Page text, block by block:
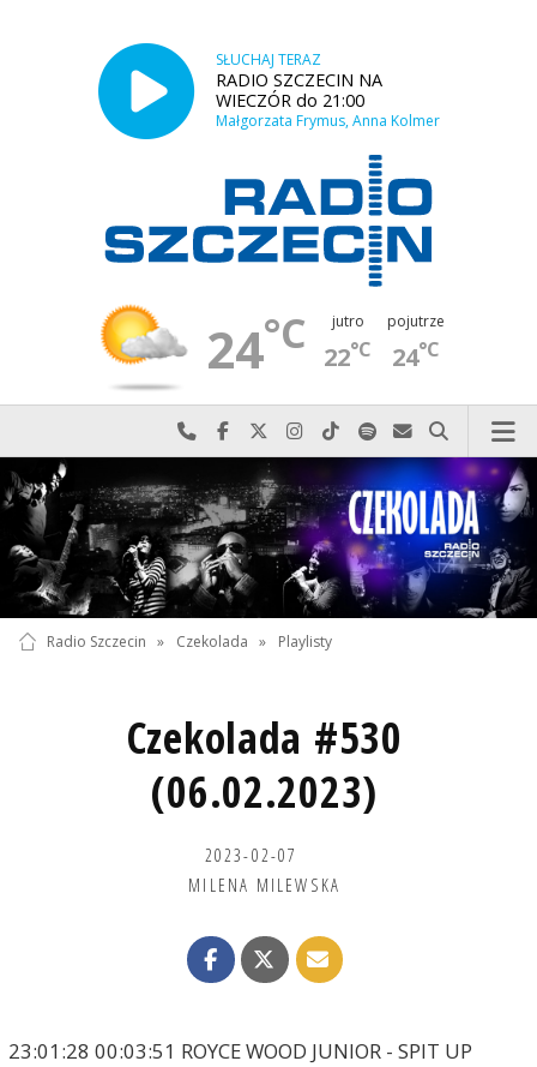
SŁUCHAJ TERAZ
RADIO SZCZECIN NA
WIECZÓR do 21:00
Małgorzata Frymus, Anna Kolmer
24°C jutro
22°C
pojutrze
24°C
Najlepiej po prostu do nas zadzwoń
Odwiedź nas na Facebook-u
Odwiedź nas na X
Odwiedź nas na Instagram-ie
Odwiedź nas na TikTok-u
Szukaj nas na Spotify
Wyślij do nas
Szukaj
Radio Szczecin » Czekolada » Playlisty
Czekolada #530
(06.02.2023)
2023-02-07
MILENA MILEWSKA
23:01:28 00:03:51 ROYCE WOOD JUNIOR - SPIT UP